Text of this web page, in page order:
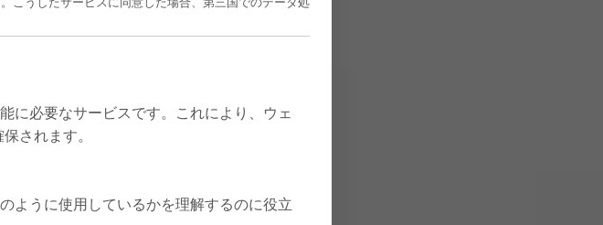
に必要なサービスです。これにより、ウェ
されます。
ように使用しているかを理解するのに役立